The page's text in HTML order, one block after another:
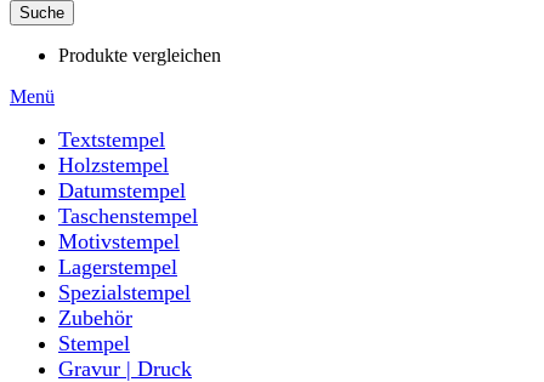
Suche
Produkte vergleichen
Menü
Textstempel
Holzstempel
Datumstempel
Taschenstempel
Motivstempel
Lagerstempel
Spezialstempel
Zubehör
Stempel
Gravur | Druck